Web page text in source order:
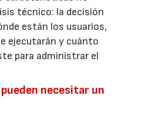
técnico: la decisión
están los usuarios,
ejecutarán y cuánto
para administrar el
necesitar un